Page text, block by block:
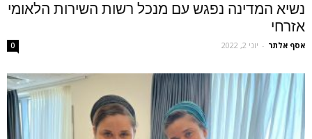
נשיא המדינה נפגש עם מנכל רשות השירות הלאומי
אזרחי
אסף אלתר - יוני 2, 2022 0